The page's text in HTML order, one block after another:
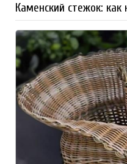
Каменский стежок: